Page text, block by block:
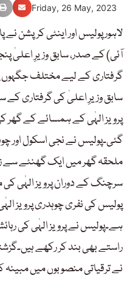
Friday, 26 May, 2023
لاہور پولیس اور اینٹی کرپشن
آئی) کے صدر، سابق وزیرِ اعلیٰ
گرفتاری کے لیے مختلف جگہوں
سابق وزیرِ اعلیٰ کی گرفتاری
پرویز الہٰی کے ہمسائے کے
گئی۔پولیس نے نجی اسکول اور
ملحقہ گھر میں ایک گھنٹے سے
سرچنگ کے دوران پرویز الہٰی کی
پولیس کی نفری چوہدری پرویز
ہے۔پولیس نے پرویز الہٰی کی
راستے بھی بند کر رکھے
نے ترقیاتی منصوبوں میں